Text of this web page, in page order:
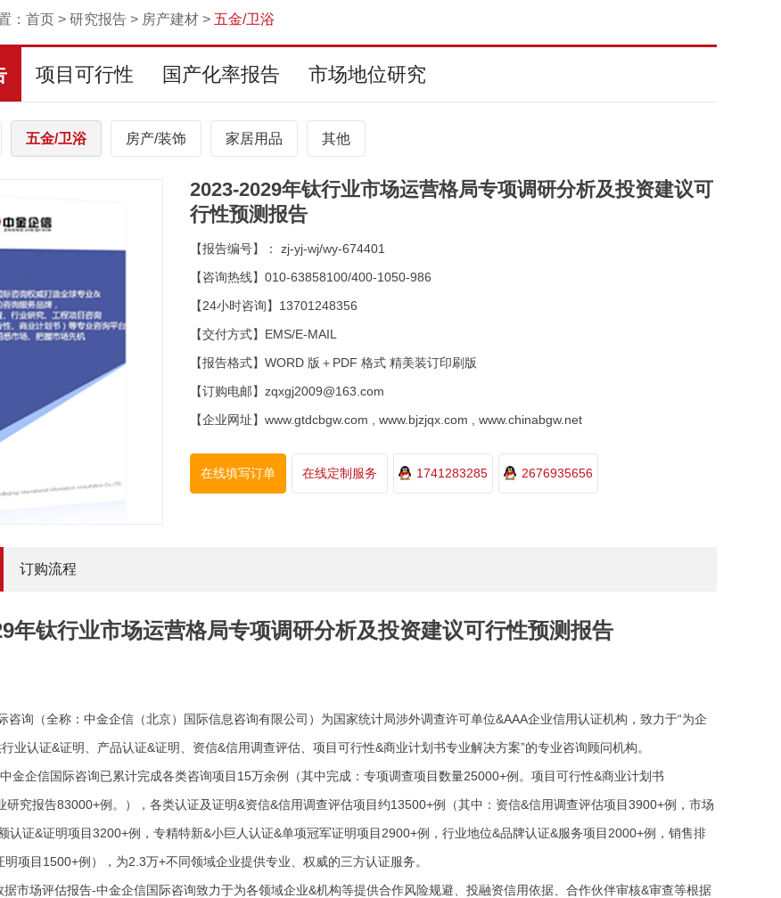
： 首页 > 研究报告 > 房产建材 > 五金/卫浴
项目可行性 国产化率报告 市场地位研究
五金/卫浴 房产/装饰 家居用品 其他
2023-2029年钛行业市场运营格局专项调研分析及投资建议可
行性预测报告
【报告编号】： zj-yj-wj/wy-674401
【咨询热线】010-63858100/400-1050-986
【24小时咨询】13701248356
【交付方式】EMS/E-MAIL
【报告格式】WORD 版＋PDF 格式 精美装订印刷版
【订购电邮】zqxgj2009@163.com
【企业网址】www.gtdcbgw.com , www.bjzjqx.com , www.chinabgw.net
在线填写订单 在线定制服务 1741283285 2676935656
订购流程
年钛行业市场运营格局专项调研分析及投资建议可行性预测报告
咨询（全称：中金企信（北京）国际信息咨询有限公司）为国家统计局涉外调查许可单位&AAA企业信用认证机构，致力于“为企
业认证&证明、产品认证&证明、资信&信用调查评估、项目可行性&商业计划书专业解决方案”的专业咨询顾问机构。
金企信国际咨询已累计完成各类咨询项目15万余例（其中完成：专项调查项目数量25000+例。项目可行性&商业计划书
研究报告83000+例。），各类认证及证明&资信&信用调查评估项目约13500+例（其中：资信&信用调查评估项目3900+例，市场
认证&证明项目3200+例，专精特新&小巨人认证&单项冠军证明项目2900+例，行业地位&品牌认证&服务项目2000+例，销售排
明项目1500+例），为2.3万+不同领域企业提供专业、权威的三方认证服务。
据市场评估报告-中金企信国际咨询致力于为各领域企业&机构等提供合作风险规避、投融资信用依据、合作伙伴审核&审查等根据